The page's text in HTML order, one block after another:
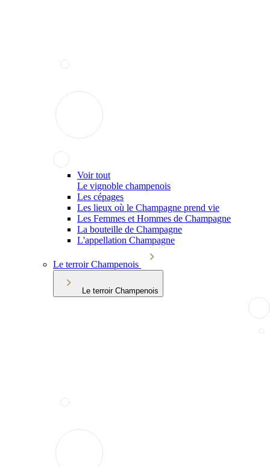
Voir tout
Le vignoble champenois
Les cépages
Les lieux où le Champagne prend vie
Les Femmes et Hommes de Champagne
La bouteille de Champagne
L'appellation Champagne
Le terroir Champenois
Le terroir Champenois